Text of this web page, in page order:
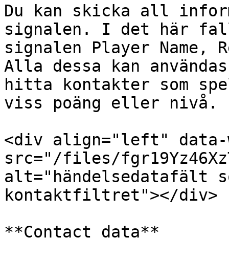
Du kan skicka all
signalen. I det här
signalen Player Name,
Alla dessa kan
hitta kontakter som
viss poäng eller nivå.
<div align="left" data-
src="/files/
alt="händelsedatafält
kontaktfiltret"></div>
**Contact data**